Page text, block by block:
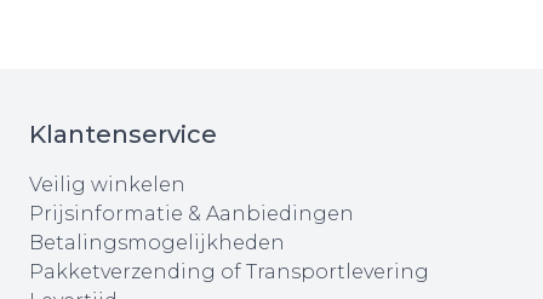
Klantenservice
Veilig winkelen
Prijsinformatie & Aanbiedingen
Betalingsmogelijkheden
Pakketverzending of Transportlevering